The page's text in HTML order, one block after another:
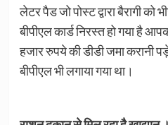
लेटर पैड जो पोस्ट द्वारा बैरागी
बीपीएल कार्ड निरस्त हो गया है
हजार रुपये की डीडी जमा करानी
बीपीएल भी लगाया गया था।